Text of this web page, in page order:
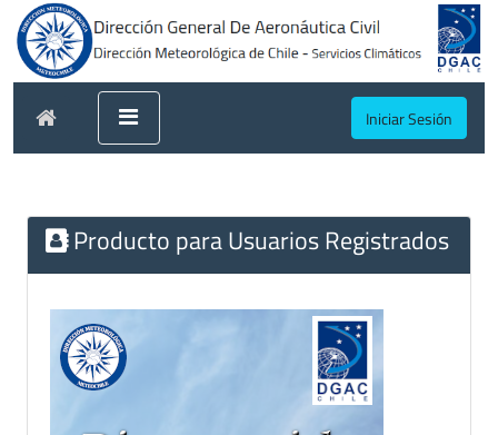
Iniciar Sesión
Producto para Usuarios Registrados